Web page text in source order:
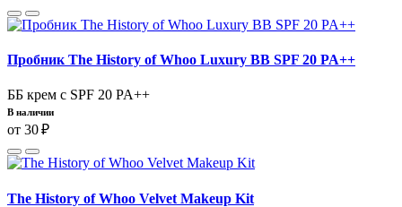
Пробник The History of Whoo Luxury BB SPF 20 PA++
ББ крем с SPF 20 PA++
В наличии
от 30 ₽
The History of Whoo Velvet Makeup Kit